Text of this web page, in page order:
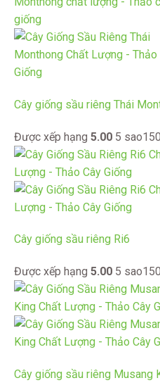
Cây giống sầu riêng Thái
Được xếp hạng 5.00 5 sao
Cây giống sầu riêng Ri6
Được xếp hạng 5.00 5 sao
Cây giống sầu riêng Musang